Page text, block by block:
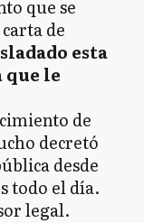
que se
de
esta
le
de
decretó
desde
todo el día.
legal.